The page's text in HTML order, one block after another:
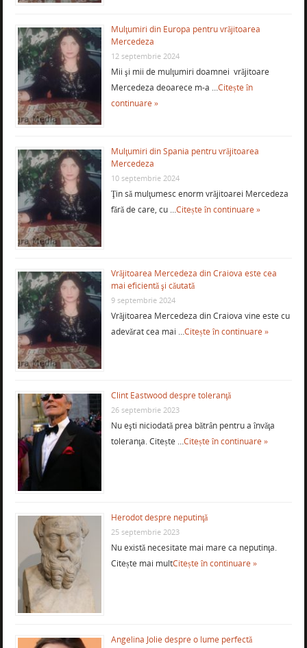
Mulţumiri din Europa pentru vrăjitoarea
Mercedeza
12 septembrie 2024
Mii şi mii de mulţumiri doamnei vrăjitoare
Mercedeza deoarece m-a …Citește în
continuare »
Mulţumiri din Spania pentru vrăjitoarea
Mercedeza
10 septembrie 2024
Ţin să mulţumesc enorm vrăjitoarei Mercedeza
fără de care, cu …Citește în continuare »
Vrăjitoarea Mercedeza din Craiova este cea
mai eficientă şi căutată
9 septembrie 2024
Vrăjitoarea Mercedeza din Craiova vine este cu
adevărat cea mai …Citește în continuare »
Clint Eastwood despre toleranţă
26 septembrie 2023
Nu eşti niciodată prea bătrân pentru a învăţa
toleranţa. Citește …Citește în continuare »
Herodot despre neputinţă
25 septembrie 2023
Nu există necesitate mai mare ca neputinţa.
Citește mai multCitește în continuare »
Angelina Jolie despre o lume perfectă